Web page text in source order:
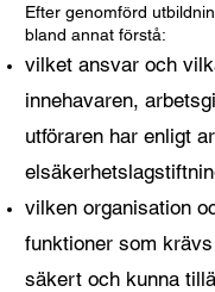
Efter genomförd
bland annat förstå:
vilket ansvar och
innehavaren,
utföraren har enligt
vilken organisation
funktioner som
säkert och kunna